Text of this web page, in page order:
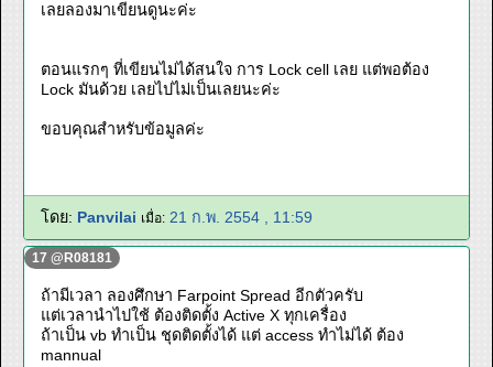
เลยลองมาเขียนดูนะค่ะ
ตอนแรกๆ ที่เขียนไม่ได้สนใจ การ Lock cell เลย แต่พอต้อง
Lock มันด้วย เลยไปไม่เป็นเลยนะค่ะ
ขอบคุณสำหรับข้อมูลค่ะ
โดย: Panvilai เมื่อ: 21 ก.พ. 2554 , 11:59
17 @R08181
ถ้ามีเวลา ลองศึกษา Farpoint Spread อีกตัวครับ
แต่เวลานำไปใช้ ต้องติดตั้ง Active X ทุกเครื่อง
ถ้าเป็น vb ทำเป็น ชุดติดตั้งได้ แต่ access ทำไม่ได้ ต้อง
mannual